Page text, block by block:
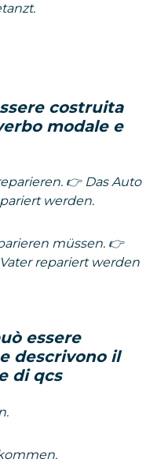
costruita
modale e
👉 Das Auto
werden.
müssen. 👉
repariert werden
essere
descrivono il
di qcs